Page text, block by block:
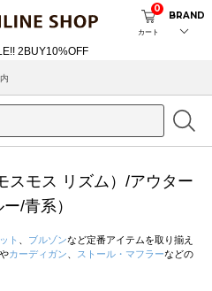
カート
0
BRAND
スモス リズム）/アウター
ー/青系）
ト ブルゾンなど定番アイテムを取り揃え
やカーディガン ストール・マフラーなどの